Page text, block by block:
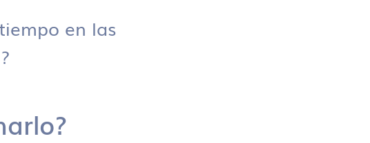
en las